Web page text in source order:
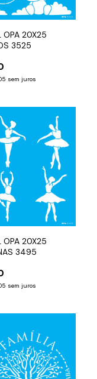
OPA 20X25
3525
sem juros
OPA 20X25
3495
sem juros